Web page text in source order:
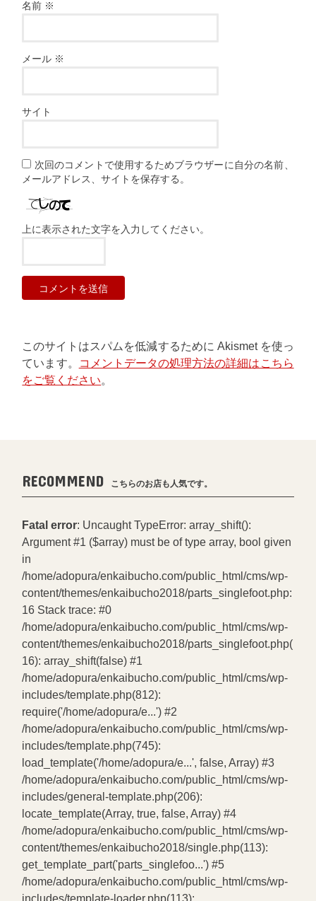
名前 ※
メール ※
サイト
次回のコメントで使用するためブラウザーに自分の名前、
メールアドレス、サイトを保存する。
上に表示された文字を入力してください。
このサイトはスパムを低減するために Akismet を使っ
ています。
コメントデータの処理方法の詳細はこちら
をご覧ください。
RECOMMEND こちらのお店も人気です。
Fatal error: Uncaught TypeError: array_shift():
Argument #1 ($array) must be of type array, bool given
in
/home/adopura/enkaibucho.com/public_html/cms/wp-
content/themes/enkaibucho2018/parts_singlefoot.php:
16 Stack trace: #0
/home/adopura/enkaibucho.com/public_html/cms/wp-
content/themes/enkaibucho2018/parts_singlefoot.php(
16): array_shift(false) #1
/home/adopura/enkaibucho.com/public_html/cms/wp-
includes/template.php(812):
require('/home/adopura/e...') #2
/home/adopura/enkaibucho.com/public_html/cms/wp-
includes/template.php(745):
load_template('/home/adopura/e...', false, Array) #3
/home/adopura/enkaibucho.com/public_html/cms/wp-
includes/general-template.php(206):
locate_template(Array, true, false, Array) #4
/home/adopura/enkaibucho.com/public_html/cms/wp-
content/themes/enkaibucho2018/single.php(113):
get_template_part('parts_singlefoo...') #5
/home/adopura/enkaibucho.com/public_html/cms/wp-